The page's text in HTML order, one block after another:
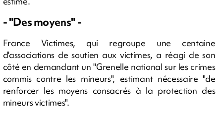
- "Des moyens" -
France Victimes, qui regroupe une centaine
d'associations de soutien aux victimes, a réagi de son
côté en demandant un "Grenelle national sur les crimes
commis contre les mineurs", estimant nécessaire "de
renforcer les moyens consacrés à la protection des
mineurs victimes".